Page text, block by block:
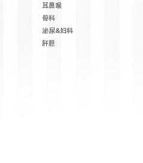
耳鼻喉
骨科
泌尿&妇科
肝胆